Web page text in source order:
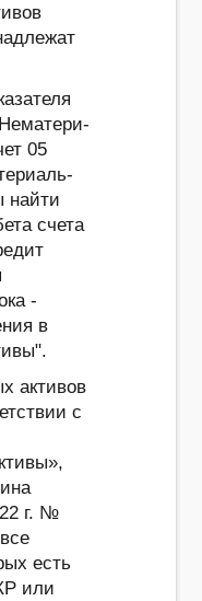
05
найти
счета
-
в
активов
с
г. №
есть
или